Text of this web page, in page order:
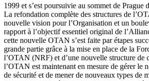
1999 et s’est poursuivie au sommet de Prague
La refondation complète des structures de
nouvelle vision pour l’Organisation et un
rapport à l’objectif essentiel original de
cette nouvelle OTAN s’est faite par étapes
grande partie grâce à la mise en place de la
l’OTAN (NRF) et d’une nouvelle structure de
l’OTAN est maintenant en mesure de gérer le
de sécurité et de mener de nouveaux types de